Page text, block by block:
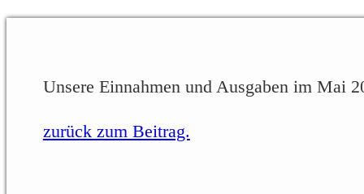
Unsere Einnahmen und Ausgaben im Mai
zurück zum Beitrag.